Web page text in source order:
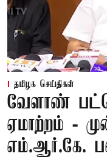
தமிழக செய்திகள்
வேளாண்
ஏமாற்றம் -
எம்.ஆர்.கே.